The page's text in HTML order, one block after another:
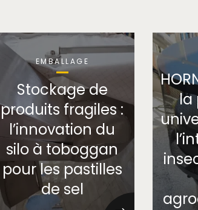
EMBALLAGE
Stockage de
produits fragiles :
l’innovation du
silo à toboggan
pour les pastilles
de sel
la